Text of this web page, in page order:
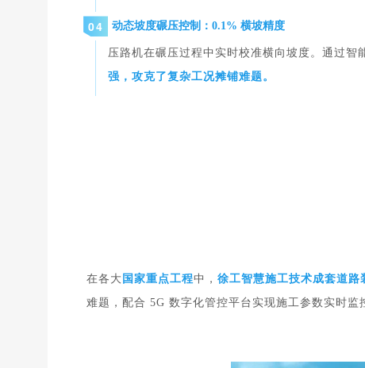
04 动态坡度碾压控制：0.1% 横坡精度
压路机在碾压过程中实时校准横向坡度。通过
强，攻克了复杂工况摊铺难题。
在各大 国家重点工程中， 徐工智慧施工技术成套道路
难题，配合 5G 数字化管控平台实现施工参数实时